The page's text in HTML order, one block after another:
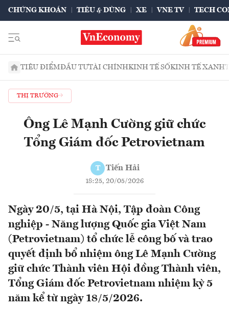
CHỨNG KHOÁN TIÊU & DÙNG XE VNE TV TECH
TIÊU ĐIỂMĐẦU TƯTÀI CHÍNHKINH TẾ SỐKINH TẾ XANH
THỊ TRƯỜNG
Ông Lê Mạnh Cường giữ chức
Tổng Giám đốc Petrovietnam
T Tiến Hải
18:25, 20/05/2026
Ngày 20/5, tại Hà Nội, Tập đoàn Công
nghiệp - Năng lượng Quốc gia Việt Nam
(Petrovietnam) tổ chức lễ công bố và trao
quyết định bổ nhiệm ông Lê Mạnh Cường
giữ chức Thành viên Hội đồng Thành viên,
Tổng Giám đốc Petrovietnam nhiệm kỳ 5
năm kể từ ngày 18/5/2026.